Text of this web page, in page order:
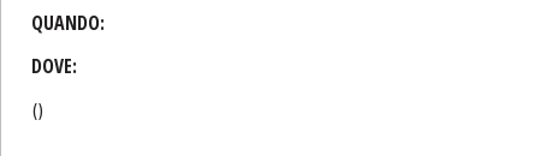
QUANDO:
DOVE:
()